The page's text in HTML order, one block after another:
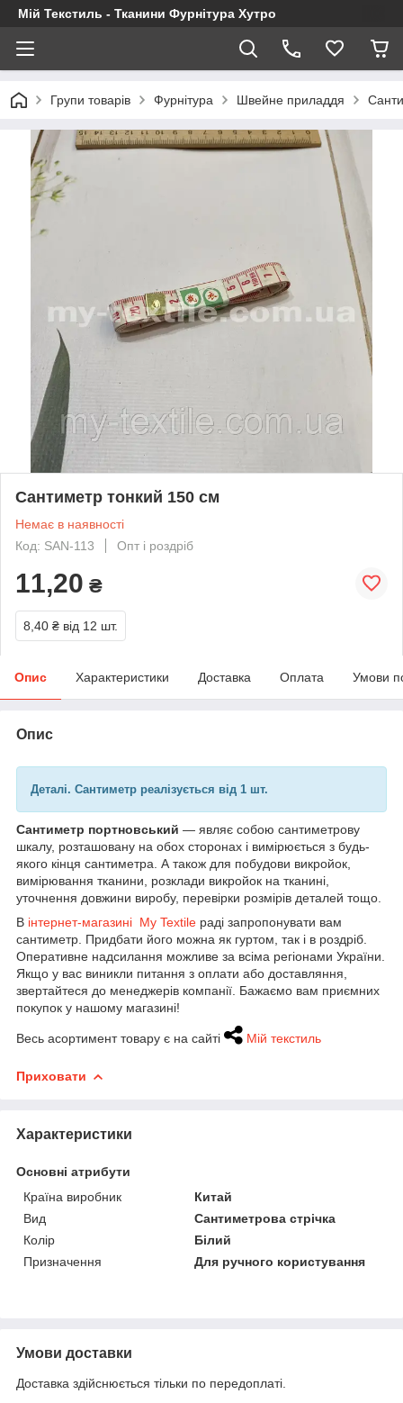
Мій Текстиль - Тканини Фурнітура Хутро
Групи товарів Фурнітура Швейне приладдя
Сантиметр тонкий 150 см
Немає в наявності
Код: SAN-113
Опт і роздріб
11,20 ₴
8,40 ₴ від 12 шт.
Опис Характеристики Доставка Оплата Умови
Опис
Деталі. Сантиметр реалізується від 1 шт.
Сантиметр портновський — являє собою сантиметрову
шкалу, розташовану на обох сторонах і вимірюється з будь-
якого кінця сантиметра. А також для побудови викройок,
вимірювання тканини, розклади викройок на тканині,
уточнення довжини виробу, перевірки розмірів деталей тощо.
В інтернет-магазині My Textile раді запропонувати вам
сантиметр. Придбати його можна як гуртом, так і в роздріб.
Оперативне надсилання можливе за всіма регіонами України.
Якщо у вас виникли питання з оплати або доставляння,
звертайтеся до менеджерів компанії. Бажаємо вам приємних
покупок у нашому магазині!
Весь асортимент товару є на сайті Мій текстиль
Приховати
Характеристики
Основні атрибути
Країна виробник
Китай
Вид
Сантиметрова стрічка
Колір
Білий
Призначення
Для ручного користування
Умови доставки
Доставка здійснюється тільки по передоплаті.